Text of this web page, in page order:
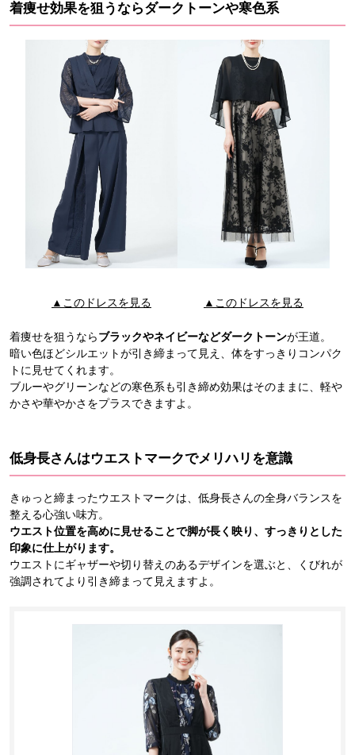
着痩せ効果を狙うならダークトーンや寒色系
▲このドレスを見る ▲このドレスを見る
着痩せを狙うなら ブラックやネイビーなどダークトーンが王道。
暗い色ほどシルエットが引き締まって見え、体をすっきりコンパク
トに見せてくれます。
ブルーやグリーンなどの寒色系も引き締め効果はそのままに、軽や
かさや華やかさをプラスできますよ。
低身長さんはウエストマークでメリハリを意識
きゅっと締まったウエストマークは、低身長さんの全身バランスを
整える心強い味方。
ウエスト位置を高めに見せることで脚が長く映り、すっきりとした
印象に仕上がります。
ウエストにギャザーや切り替えのあるデザインを選ぶと、くびれが
強調されてより引き締まって見えますよ。